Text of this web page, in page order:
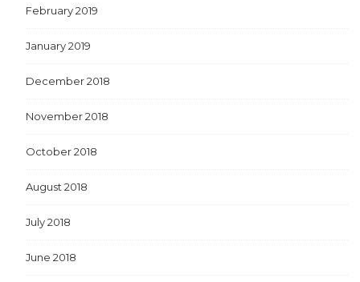
February 2019
January 2019
December 2018
November 2018
October 2018
August 2018
July 2018
June 2018